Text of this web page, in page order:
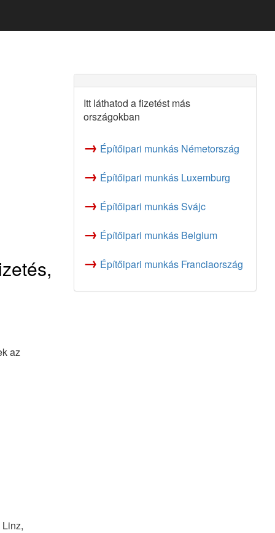
az
Itt láthatod a fizetést más
országokban
→ Építőipari munkás Németország
→ Építőipari munkás Luxemburg
→ Építőipari munkás Svájc
→ Építőipari munkás Belgium
→ Építőipari munkás Franciaország